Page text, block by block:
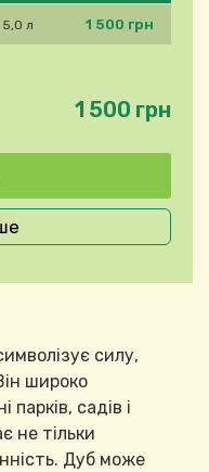
5,0 л 1 500 грн
1 500 грн
силу,
широко
садів і
не тільки
Дуб може